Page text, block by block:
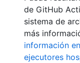
de GitHub
sistema de
más
información
ejecutores